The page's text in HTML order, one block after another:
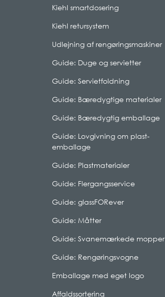
Kiehl smartdosering
Kiehl retursystem
Udlejning af rengøringsmaskiner
Guide: Duge og servietter
Guide: Servietfoldning
Guide: Bæredygtige materialer
Guide: Bæredygtig emballage
Guide: Lovgivning om plast-
emballage
Guide: Plastmaterialer
Guide: Flergangsservice
Guide: glassFORever
Guide: Måtter
Guide: Svanemærkede mopper
Guide: Rengøringsvogne
Emballage med eget logo
Affaldssortering